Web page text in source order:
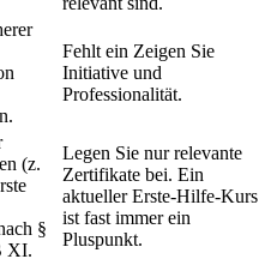
Fehlt ein Zeigen Sie
Initiative und
Professionalität.
(z.
§
XI.
Legen Sie nur relevante
Zertifikate bei. Ein
aktueller Erste-Hilfe-Kurs
ist fast immer ein
Pluspunkt.